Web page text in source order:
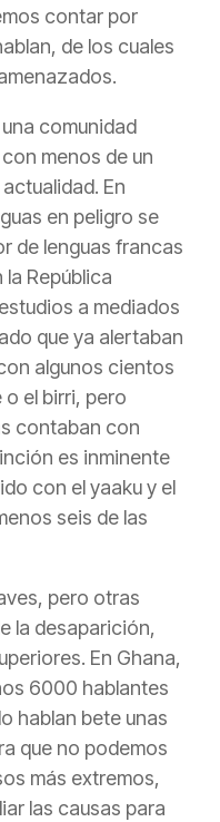
contar por
de los cuales
comunidad
menos de un
En
en peligro se
de lenguas francas
la República
a mediados
que ya alertaban
algunos cientos
o el birri, pero
contaban con
es inminente
con el yaaku y el
seis de las
pero otras
la desaparición,
En Ghana,
6000 hablantes
hablan bete unas
que no podemos
más extremos,
las causas para